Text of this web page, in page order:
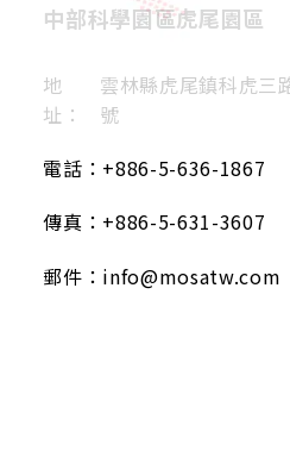
中部科學園區虎尾園區
地
址：
雲林縣虎尾鎮科虎三
號
電話： +886-5-636-1867
傳真： +886-5-631-3607
郵件： info@mosatw.com